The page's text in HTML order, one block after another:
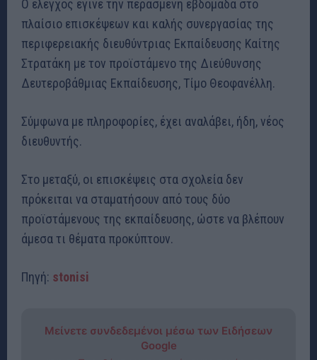
Ο έλεγχος έγινε την περασμένη εβδομάδα στο
πλαίσιο επισκέψεων και καλής συνεργασίας της
περιφερειακής διευθύντριας Εκπαίδευσης Καίτης
Στρατάκη με τον προϊστάμενο της Διεύθυνσης
Δευτεροβάθμιας Εκπαίδευσης, Τίμο Θεοφανέλλη.
Σύμφωνα με πληροφορίες, έχει αναλάβει, ήδη, νέος
διευθυντής.
Στο μεταξύ, οι επισκέψεις στα σχολεία δεν
πρόκειται να σταματήσουν από τους δύο
προϊστάμενους της εκπαίδευσης, ώστε να βλέπουν
άμεσα τι θέματα προκύπτουν.
Πηγή: stonisi
Μείνετε συνδεδεμένοι μέσω των Ειδήσεων
Google